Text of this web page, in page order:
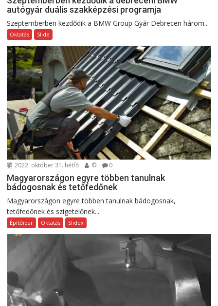
autógyár duális szakképzési programja
Szeptemberben kezdődik a BMW Group Gyár Debrecen három...
Oktatás Slide
2022. október 31. hétfő © 0
Magyarországon egyre többen tanulnak
bádogosnak és tetőfedőnek
Magyarországon egyre többen tanulnak bádogosnak,
tetőfedőnek és szigetelőnek...
Építőipar Oktatás Slidex